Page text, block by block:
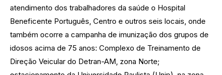
atendimento dos trabalhadores da saúde o Hospital
Beneficente Português, Centro e outros seis locais, onde
também ocorre a campanha de imunização dos grupos de
idosos acima de 75 anos: Complexo de Treinamento de
Direção Veicular do Detran-AM, zona Norte;